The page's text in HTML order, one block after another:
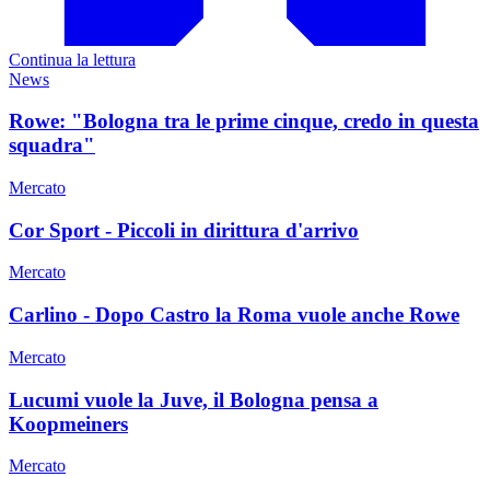
Continua la lettura
News
Rowe: "Bologna tra le prime cinque, credo in questa
squadra"
Mercato
Cor Sport - Piccoli in dirittura d'arrivo
Mercato
Carlino - Dopo Castro la Roma vuole anche Rowe
Mercato
Lucumi vuole la Juve, il Bologna pensa a
Koopmeiners
Mercato